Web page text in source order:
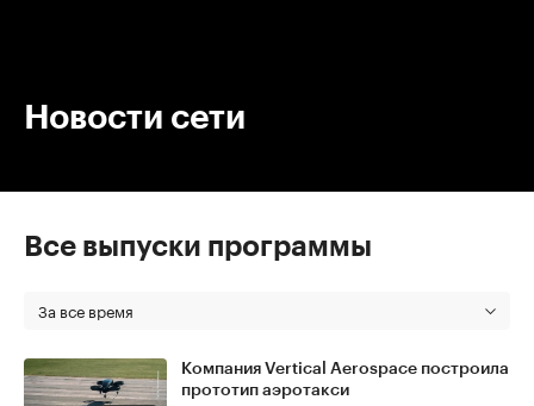
Новости сети
Все выпуски программы
За все время
Компания Vertical Aerospace построила
прототип аэротакси